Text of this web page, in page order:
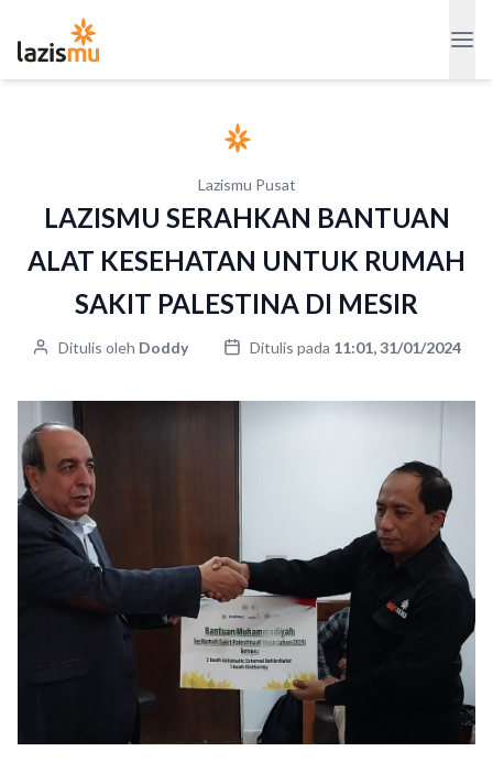
Lazismu Pusat
LAZISMU SERAHKAN BANTUAN
ALAT KESEHATAN UNTUK RUMAH
SAKIT PALESTINA DI MESIR
Ditulis oleh Doddy Ditulis pada 11:01, 31/01/2024